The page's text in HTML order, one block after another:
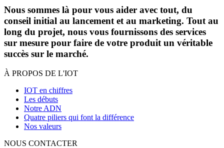
Nous sommes là pour vous aider avec tout, du
conseil initial au lancement et au marketing. Tout au
long du projet, nous vous fournissons des services
sur mesure pour faire de votre produit un véritable
succès sur le marché.
À PROPOS DE L'IOT
IOT en chiffres
Les débuts
Notre ADN
Quatre piliers qui font la différence
Nos valeurs
NOUS CONTACTER